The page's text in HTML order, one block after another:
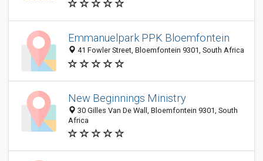
Emmanuelpark PPK Bloemfontein
41 Fowler Street, Bloemfontein 9301, South Africa
New Beginnings Ministry
30 Gilles Van De Wall, Bloemfontein 9301, South
Africa